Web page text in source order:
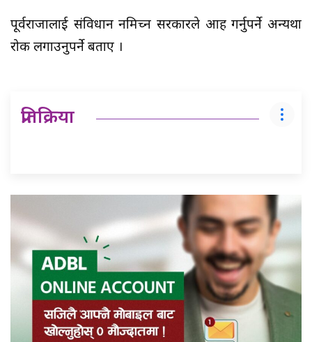
पूर्वराजालाई संविधान नमिच्न सरकारले आग्रह गर्नुपर्ने अन्यथा
रोक लगाउनुपर्ने बताए ।
प्रतिक्रिया